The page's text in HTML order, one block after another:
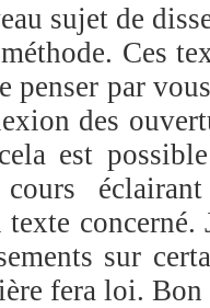
sujet de
Ces
penser par
des
est
sur
fera loi.